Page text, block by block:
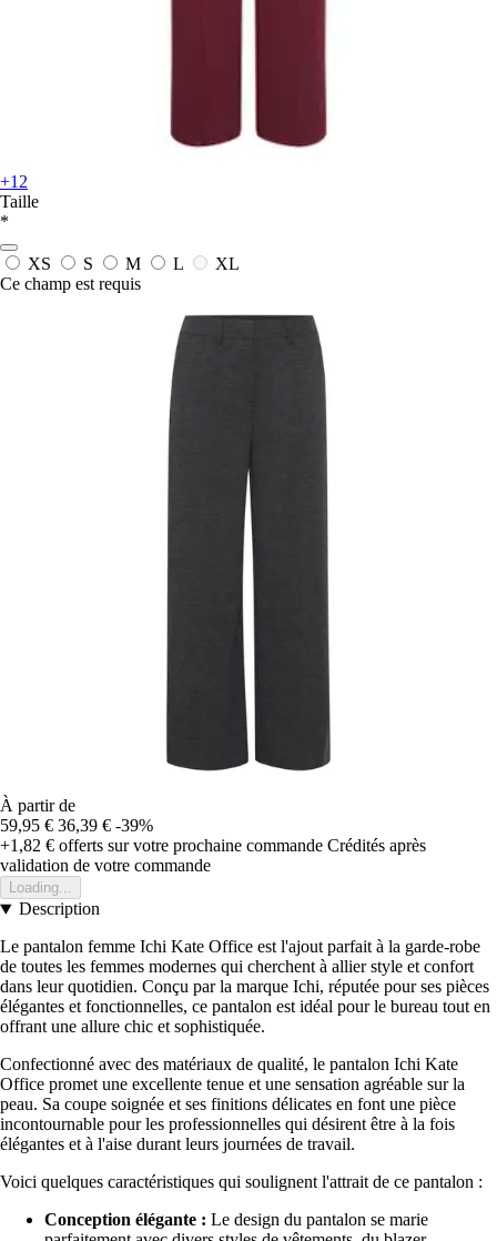
+12
Taille
*
XS S M L
XL
Ce champ est requis
À partir de
59,95 € 36,39 € -39%
+1,82 € offerts sur votre prochaine commande Crédités après
validation de votre commande
Loading...
Description
Le pantalon femme Ichi Kate Office est l'ajout parfait à la garde-robe
de toutes les femmes modernes qui cherchent à allier style et confort
dans leur quotidien. Conçu par la marque Ichi, réputée pour ses pièces
élégantes et fonctionnelles, ce pantalon est idéal pour le bureau tout en
offrant une allure chic et sophistiquée.
Confectionné avec des matériaux de qualité, le pantalon Ichi Kate
Office promet une excellente tenue et une sensation agréable sur la
peau. Sa coupe soignée et ses finitions délicates en font une pièce
incontournable pour les professionnelles qui désirent être à la fois
élégantes et à l'aise durant leurs journées de travail.
Voici quelques caractéristiques qui soulignent l'attrait de ce pantalon :
Conception élégante : Le design du pantalon se marie